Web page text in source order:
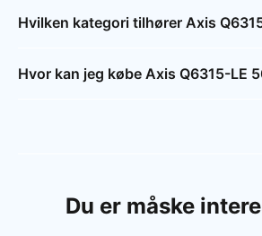
Hvilken kategori tilhører Axis
Hvor kan jeg købe Axis Q6315-LE
Du er måske